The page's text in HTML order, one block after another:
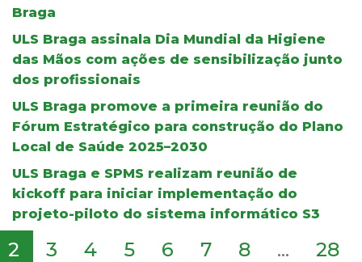
Braga
ULS Braga assinala Dia Mundial da Higiene
das Mãos com ações de sensibilização junto
dos profissionais
ULS Braga promove a primeira reunião do
Fórum Estratégico para construção do Plano
Local de Saúde 2025–2030
ULS Braga e SPMS realizam reunião de
kickoff para iniciar implementação do
projeto-piloto do sistema informático S3
2 3 4 5 6 7 8 ... 28